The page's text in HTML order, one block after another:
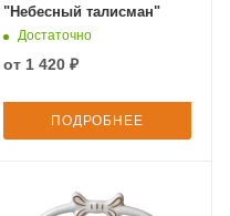
"Небесный талисман"
Достаточно
от 1 420 ₽
ПОДРОБНЕЕ